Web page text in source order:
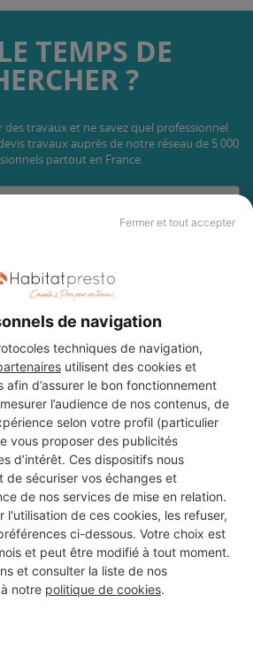
Fermer et tout accepter
de navigation
techniques de navigation,
utilisent des cookies et
afin d’assurer le bon fonctionnement
l’audience de nos contenus, de
selon votre profil (particulier
vous proposer des publicités
d’intérêt. Ces dispositifs nous
de sécuriser vos échanges et
de nos services de mise en relation.
l'utilisation de ces cookies, les refuser,
ci-dessous. Votre choix est
et peut être modifié à tout moment.
et consulter la liste de nos
notre politique de cookies.
TEMPS DE
?
des travaux et ne savez quel professionnel
travaux auprès de notre réseau de 5 000
partout en France.
UN DEVIS